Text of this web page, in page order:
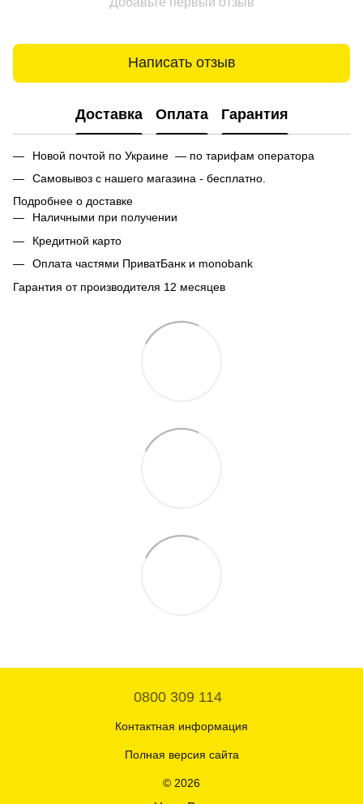
Написать отзыв
Доставка Оплата Гарантия
Новой почтой по Украине — по тарифам оператора
Самовывоз с нашего магазина - бесплатно.
Подробнее о доставке
Наличными при получении
Кредитной карто
Оплата частями ПриватБанк и monobank
Гарантия от производителя 12 месяцев
0800 309 114
Контактная информация
Полная версия сайта
© 2026